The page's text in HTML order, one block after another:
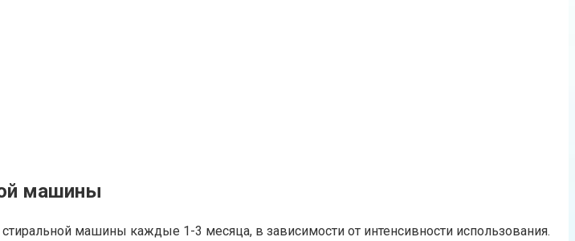
машины
машины каждые 1-3 месяца, в зависимости от интенсивности использования.